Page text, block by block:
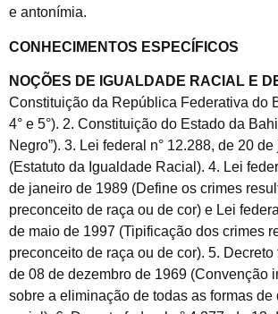
e antonímia.
CONHECIMENTOS ESPECÍFICOS
NOÇÕES DE IGUALDADE RACIAL E
Constituição da República Federativa do
4° e 5°). 2. Constituição do Estado da
Negro”). 3. Lei federal n° 12.288, de 20
(Estatuto da Igualdade Racial). 4. Lei
de janeiro de 1989 (Define os crimes
preconceito de raça ou de cor) e Lei
de maio de 1997 (Tipificação dos crimes
preconceito de raça ou de cor). 5. Decreto
de 08 de dezembro de 1969 (Convenção
sobre a eliminação de todas as formas